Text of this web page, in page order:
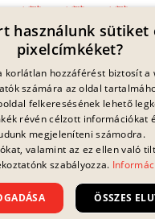
Adatvédelmi Nyilatkozat
Impresszum
Jogi Információk
Kapcsolat
Sütik
GYIK
Letöltések
Visszaélés Bejelentés
Jelenleg nincs
folyamatban lévő
nyereményjáték.
Szerződési
használunk sütiket
pixelcímkéket?
korlátlan hozzáférést biztosít a
számára az oldal
felkeresésének lehető
révén célzott információkat
megjeleníteni számodra.
valamint az ez ellen való
szabályozza.
ÖSSZES